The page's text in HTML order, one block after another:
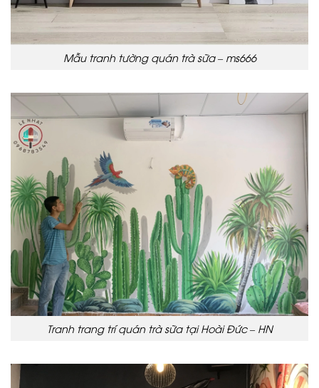
Mẫu tranh tường quán trà sữa – ms666
Tranh trang trí quán trà sữa tại Hoài Đức – HN